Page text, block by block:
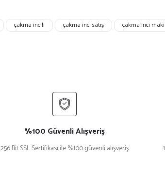
çakma incili çakma inci satış çakma inci
%100 Güvenli Alışveriş
256 Bit SSL Sertifikası ile %100 güvenli alışveriş